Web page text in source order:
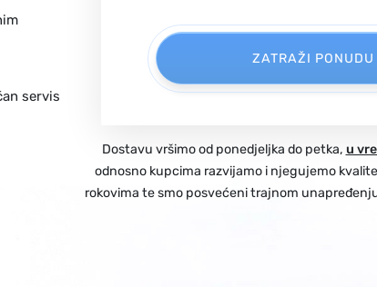
servis
ZATRAŽI PONUDU
Dostavu vršimo od ponedjeljka do petka, u
odnosno kupcima razvijamo i njegujemo
rokovima te smo posvećeni trajnom